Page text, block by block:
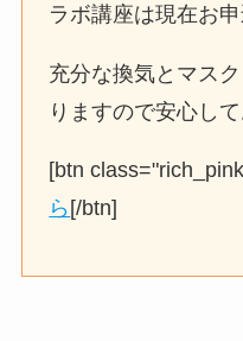
ラボ講座は現在お
充分な換気とマス
りますので安心し
[btn
ら [/btn]